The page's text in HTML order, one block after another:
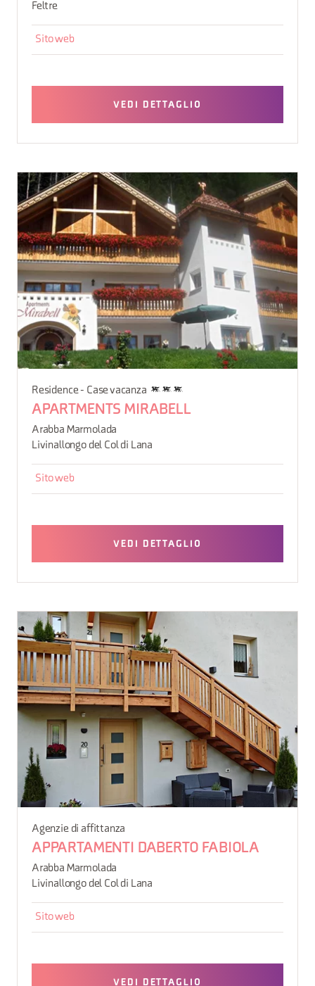
Feltre
Sito web
VEDI DETTAGLIO
Residence - Case vacanza
APARTMENTS MIRABELL
Arabba Marmolada
Livinallongo del Col di Lana
Sito web
VEDI DETTAGLIO
Agenzie di affittanza
APPARTAMENTI DABERTO FABIOLA
Arabba Marmolada
Livinallongo del Col di Lana
Sito web
VEDI DETTAGLIO